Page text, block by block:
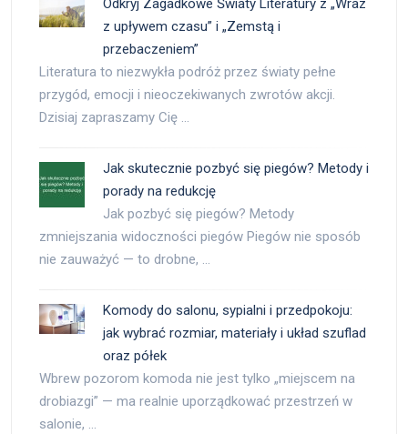
Odkryj Zagadkowe Światy Literatury z „Wraz
z upływem czasu” i „Zemstą i
przebaczeniem”
Literatura to niezwykła podróż przez światy pełne
przygód, emocji i nieoczekiwanych zwrotów akcji.
Dzisiaj zapraszamy Cię …
Jak skutecznie pozbyć się piegów? Metody i
porady na redukcję
Jak pozbyć się piegów? Metody
zmniejszania widoczności piegów Piegów nie sposób
nie zauważyć — to drobne, …
Komody do salonu, sypialni i przedpokoju:
jak wybrać rozmiar, materiały i układ szuflad
oraz półek
Wbrew pozorom komoda nie jest tylko „miejscem na
drobiazgi” — ma realnie uporządkować przestrzeń w
salonie, …